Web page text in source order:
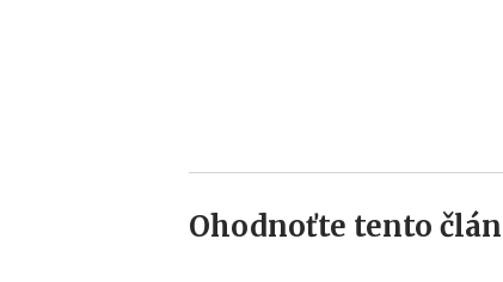
Ohodnoťte tento